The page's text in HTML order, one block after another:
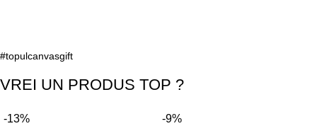
#topulcanvasgift
VREI UN PRODUS TOP ?
-13% -9%